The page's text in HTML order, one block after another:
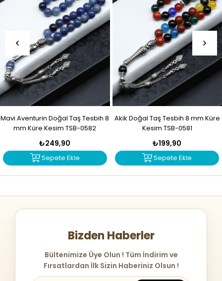
Mavi Aventurin Doğal Taş Tesbih 8
mm Küre Kesim TSB-0582
₺249,90
Sepete Ekle
Akik Doğal Taş Tesbih 8 mm Küre
Kesim TSB-0581
₺199,90
Sepete Ekle
Bizden Haberler
Bültenimize Üye Olun ! Tüm İndirim ve
Fırsatlardan İlk Sizin Haberiniz Olsun !